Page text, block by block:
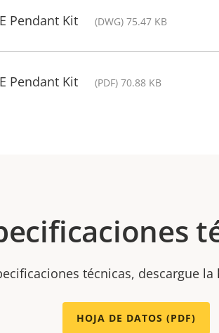
Pendant Kit (DWG) 75.47 KB
Pendant Kit (PDF) 70.88 KB
técnicas, descargue
HOJA DE DATOS (PDF)